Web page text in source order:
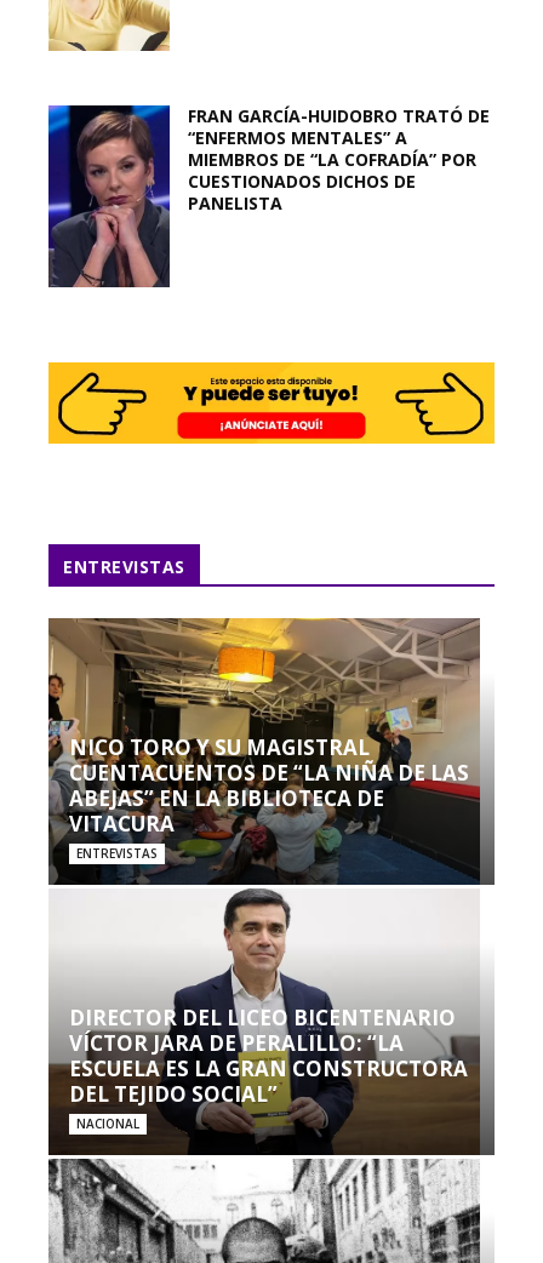
FRAN GARCÍA-HUIDOBRO TRATÓ DE
“ENFERMOS MENTALES” A
MIEMBROS DE “LA COFRADÍA” POR
CUESTIONADOS DICHOS DE
PANELISTA
ENTREVISTAS
NICO TORO Y SU MAGISTRAL
CUENTACUENTOS DE “LA NIÑA DE LAS
ABEJAS” EN LA BIBLIOTECA DE
VITACURA
ENTREVISTAS
DIRECTOR DEL LICEO BICENTENARIO
VÍCTOR JARA DE PERALILLO: “LA
ESCUELA ES LA GRAN CONSTRUCTORA
DEL TEJIDO SOCIAL”
NACIONAL